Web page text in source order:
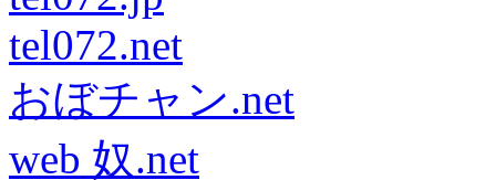
tel072.net
おぼチャン.net
web 奴.net